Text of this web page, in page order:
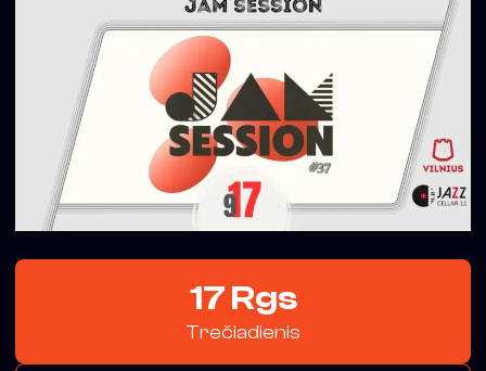
17 Rgs
Trečiadienis